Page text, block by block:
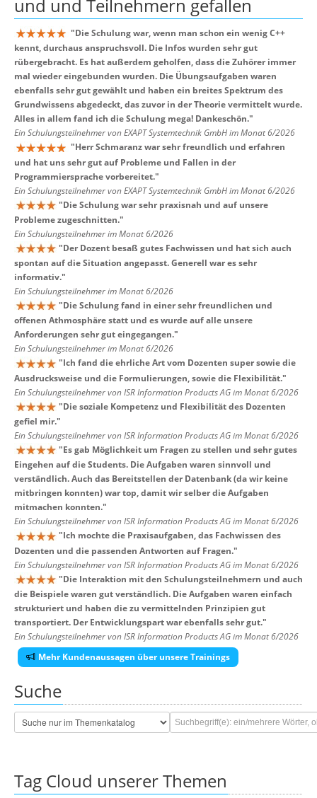
und und Teilnehmern gefallen
"Die Schulung war, wenn man schon ein wenig C++
kennt, durchaus anspruchsvoll. Die Infos wurden sehr gut
rübergebracht. Es hat außerdem geholfen, dass die Zuhörer immer
mal wieder eingebunden wurden. Die Übungsaufgaben waren
ebenfalls sehr gut gewählt und haben ein breites Spektrum des
Grundwissens abgedeckt, das zuvor in der Theorie vermittelt wurde.
Alles in allem fand ich die Schulung mega! Dankeschön."
Ein Schulungsteilnehmer von EXAPT Systemtechnik GmbH im Monat 6/2026
"Herr Schmaranz war sehr freundlich und erfahren
und hat uns sehr gut auf Probleme und Fallen in der
Programmiersprache vorbereitet."
Ein Schulungsteilnehmer von EXAPT Systemtechnik GmbH im Monat 6/2026
"Die Schulung war sehr praxisnah und auf unsere
Probleme zugeschnitten."
Ein Schulungsteilnehmer im Monat 6/2026
"Der Dozent besaß gutes Fachwissen und hat sich auch
spontan auf die Situation angepasst. Generell war es sehr
informativ."
Ein Schulungsteilnehmer im Monat 6/2026
"Die Schulung fand in einer sehr freundlichen und
offenen Athmosphäre statt und es wurde auf alle unsere
Anforderungen sehr gut eingegangen."
Ein Schulungsteilnehmer im Monat 6/2026
"Ich fand die ehrliche Art vom Dozenten super sowie die
Ausdrucksweise und die Formulierungen, sowie die Flexibilität."
Ein Schulungsteilnehmer von ISR Information Products AG im Monat 6/2026
"Die soziale Kompetenz und Flexibilität des Dozenten
gefiel mir."
Ein Schulungsteilnehmer von ISR Information Products AG im Monat 6/2026
"Es gab Möglichkeit um Fragen zu stellen und sehr gutes
Eingehen auf die Students. Die Aufgaben waren sinnvoll und
verständlich. Auch das Bereitstellen der Datenbank (da wir keine
mitbringen konnten) war top, damit wir selber die Aufgaben
mitmachen konnten."
Ein Schulungsteilnehmer von ISR Information Products AG im Monat 6/2026
"Ich mochte die Praxisaufgaben, das Fachwissen des
Dozenten und die passenden Antworten auf Fragen."
Ein Schulungsteilnehmer von ISR Information Products AG im Monat 6/2026
"Die Interaktion mit den Schulungsteilnehmern und auch
die Beispiele waren gut verständlich. Die Aufgaben waren einfach
strukturiert und haben die zu vermittelnden Prinzipien gut
transportiert. Der Entwicklungspart war ebenfalls sehr gut."
Ein Schulungsteilnehmer von ISR Information Products AG im Monat 6/2026
Mehr Kundenaussagen über unsere Trainings
Suche
Tag Cloud unserer Themen